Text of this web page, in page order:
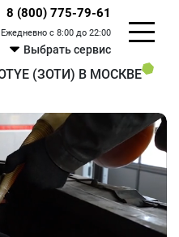
8 (800) 775-79-61
Ежедневно с 8:00 до 22:00
Выбрать сервис
(ЗОТИ) В МОСКВЕ